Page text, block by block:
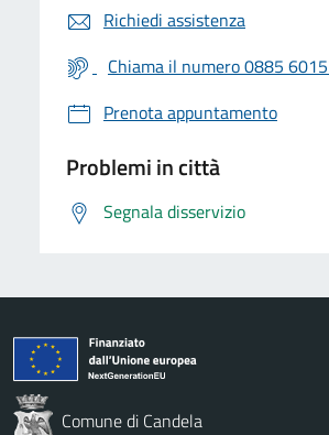
Richiedi assistenza
Chiama il numero 0885
Prenota appuntamento
Problemi in città
Segnala disservizio
Comune di Candela